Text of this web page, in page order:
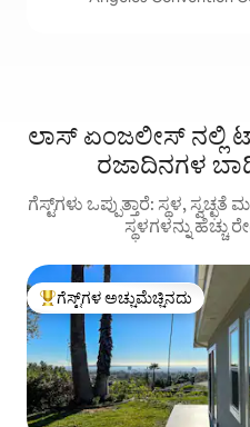
ಲಾಸ್ ಏಂಜಲೀಸ್ ನಲ್ಲಿ
ರಜಾದಿನಗಳ
ಗೆಸ್ಟ್‌ಗಳು ಒಪ್ಪುತ್ತಾರೆ: ಸ್ಥಳ, ಸ್ವಚ್ಛತೆ
ಸ್ಥಳಗಳನ್ನು ಹೆಚ್ಚು
ಗೆಸ್ಟ್‌ಗಳಿಗೆ ಅತಿ ಹೆಚ್ಚು ಅಚ್ಚುಮೆಚ್ಚಿನದು
ಗೆಸ್ಟ್‌ಗಳ ಅಚ್ಚುಮೆಚ್ಚಿನದು